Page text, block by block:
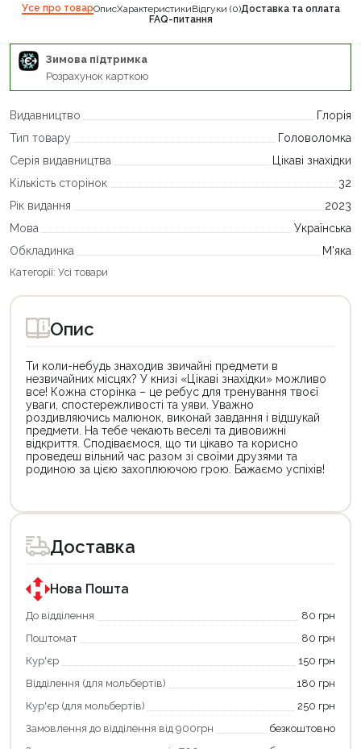
Усе про товарОписХарактеристикиВідгуки (0)Доставка та оплата
FAQ-питання
Зимова підтримка
Розрахунок карткою
Видавництво
Глорія
Тип товару
Головоломка
Серія видавництва
Цікаві знахідки
Кількість сторінок
32
Рік видання
2023
Мова
Українська
Обкладинка
М'яка
Категорії: Усі товари
Опис
Ти коли-небудь знаходив звичайні предмети в
незвичайних місцях? У книзі «Цікаві знахідки» можливо
все! Кожна сторінка – це ребус для тренування твоєї
уваги, спостережливості та уяви. Уважно
роздивляючись малюнок, виконай завдання і відшукай
предмети. На тебе чекають веселі та дивовижні
відкриття. Сподіваємося, що ти цікаво та корисно
проведеш вільний час разом зі своїми друзями та
родиною за цією захоплюючою грою. Бажаємо успіхів!
товар
для
покупки
державною
програмою
єКнига.
Використовуйте
карту
щоб
зекономити
та
отримати
переваги!
Доставка
Нова Пошта
До відділення
80 грн
Поштомат
80 грн
Кур'єр
150 грн
Відділення (для мольбертів)
180 грн
Кур'єр (для мольбертів)
250 грн
Замовлення до відділення від 900грн
безкоштовно